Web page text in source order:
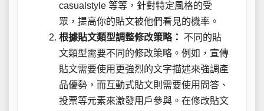
casualstyle 等等，針對特定風格的受
眾，提高你的貼文被他們看見的機率。
根據貼文類型調整修改策略：
不同的貼
文類型需要不同的修改策略。例如，宣傳
貼文需要使用更強烈的文字描述來強調產
品優勢，而互動式貼文則需要使用問答、
投票等元素來激發用戶參與。在修改貼文